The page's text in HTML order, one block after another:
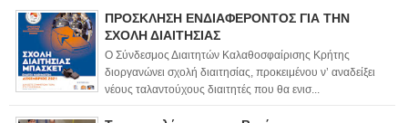
ΠΡΟΣΚΛΗΣΗ ΕΝΔΙΑΦΕΡΟΝΤΟΣ ΓΙΑ ΤΗΝ
ΣΧΟΛΗ ΔΙΑΙΤΗΣΙΑΣ
Ο Σύνδεσμος Διαιτητών Καλαθοσφαίρισης Κρήτης
διοργανώνει σχολή διαιτησίας, προκειμένου ν’ αναδείξει
νέους ταλαντούχους διαιτητές που θα ενισ...